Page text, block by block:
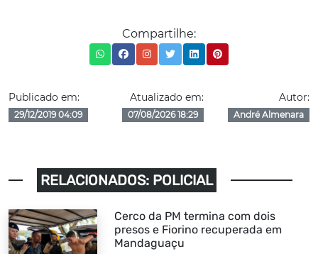
Compartilhe:
Publicado em:
29/12/2019 04:09
Atualizado em:
07/08/2026 18:29
Autor:
André Almenara
RELACIONADOS: POLICIAL
Cerco da PM termina com dois
presos e Fiorino recuperada em
Mandaguaçu